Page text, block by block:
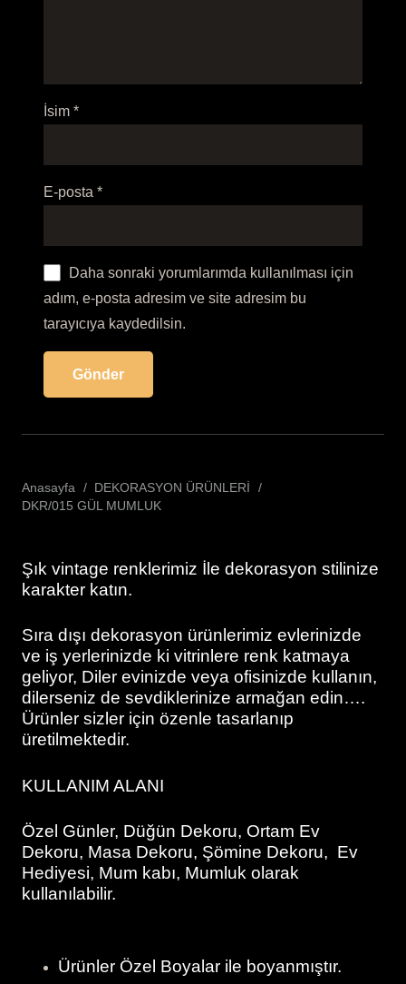
İsim *
E-posta *
Daha sonraki yorumlarımda kullanılması için
adım, e-posta adresim ve site adresim bu
tarayıcıya kaydedilsin.
Anasayfa / DEKORASYON ÜRÜNLERİ
/
DKR/015 GÜL MUMLUK
Şık vintage renklerimiz İle dekorasyon stilinize
karakter katın.
Sıra dışı dekorasyon ürünlerimiz evlerinizde
ve iş yerlerinizde ki vitrinlere renk katmaya
geliyor, Diler evinizde veya ofisinizde kullanın,
dilerseniz de sevdiklerinize armağan edin….
Ürünler sizler için özenle tasarlanıp
üretilmektedir.
KULLANIM ALANI
Özel Günler, Düğün Dekoru, Ortam Ev
Dekoru, Masa Dekoru, Şömine Dekoru, Ev
Hediyesi, Mum kabı, Mumluk olarak
kullanılabilir.
Ürünler Özel Boyalar ile boyanmıştır.